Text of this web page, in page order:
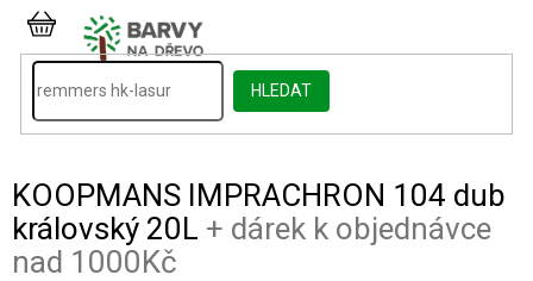
Přejít
obsah
HLEDAT
NÁKUPNÍ
KOŠÍK
KOOPMANS IMPRACHRON 104 dub
královský 20L + dárek k objednávce
nad 1000Kč